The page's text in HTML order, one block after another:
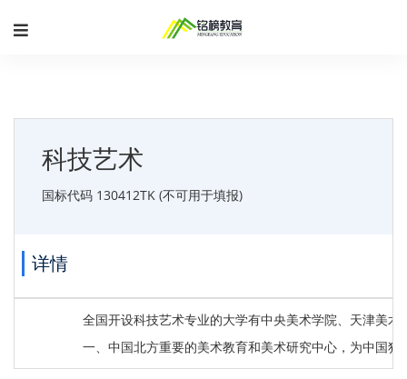
科技艺术
国标代码 130412TK (不可用于填报)
详情
全国开设科技艺术专业的大学有中央美术学院、天津美
一、中国北方重要的美术教育和美术研究中心，为中国